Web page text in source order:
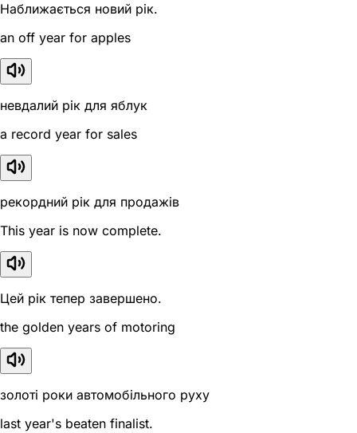
Наближається новий рік.
an off year for apples
невдалий рік для яблук
a record year for sales
рекордний рік для продажів
This year is now complete.
Цей рік тепер завершено.
the golden years of motoring
золоті роки автомобільного руху
last year's beaten finalist.